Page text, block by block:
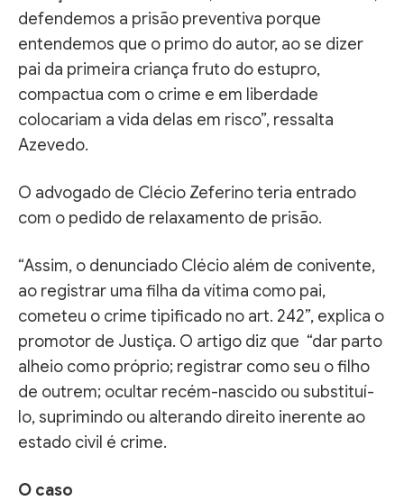
defendemos a prisão preventiva porque
entendemos que o primo do autor, ao se dizer
pai da primeira criança fruto do estupro,
compactua com o crime e em liberdade
colocariam a vida delas em risco”, ressalta
Azevedo.
O advogado de Clécio Zeferino teria entrado
com o pedido de relaxamento de prisão.
“Assim, o denunciado Clécio além de conivente,
ao registrar uma filha da vítima como pai,
cometeu o crime tipificado no art. 242”, explica o
promotor de Justiça. O artigo diz que “dar parto
alheio como próprio; registrar como seu o filho
de outrem; ocultar recém-nascido ou substituí-
lo, suprimindo ou alterando direito inerente ao
estado civil é crime.
O caso